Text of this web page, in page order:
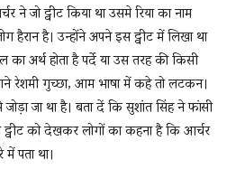
ने जो ट्वीट किया था उसमे रिया का नाम
हैरान है। उन्होंने अपने इस ट्वीट में लिखा था
अर्थ होता है पर्दे या उस तरह की किसी
रेशमी गुच्छा, आम भाषा में कहे तो लटकन।
जा था है। बता दें कि सुशांत सिंह ने फांसी
को देखकर लोगों का कहना है कि आर्चर
पता था।